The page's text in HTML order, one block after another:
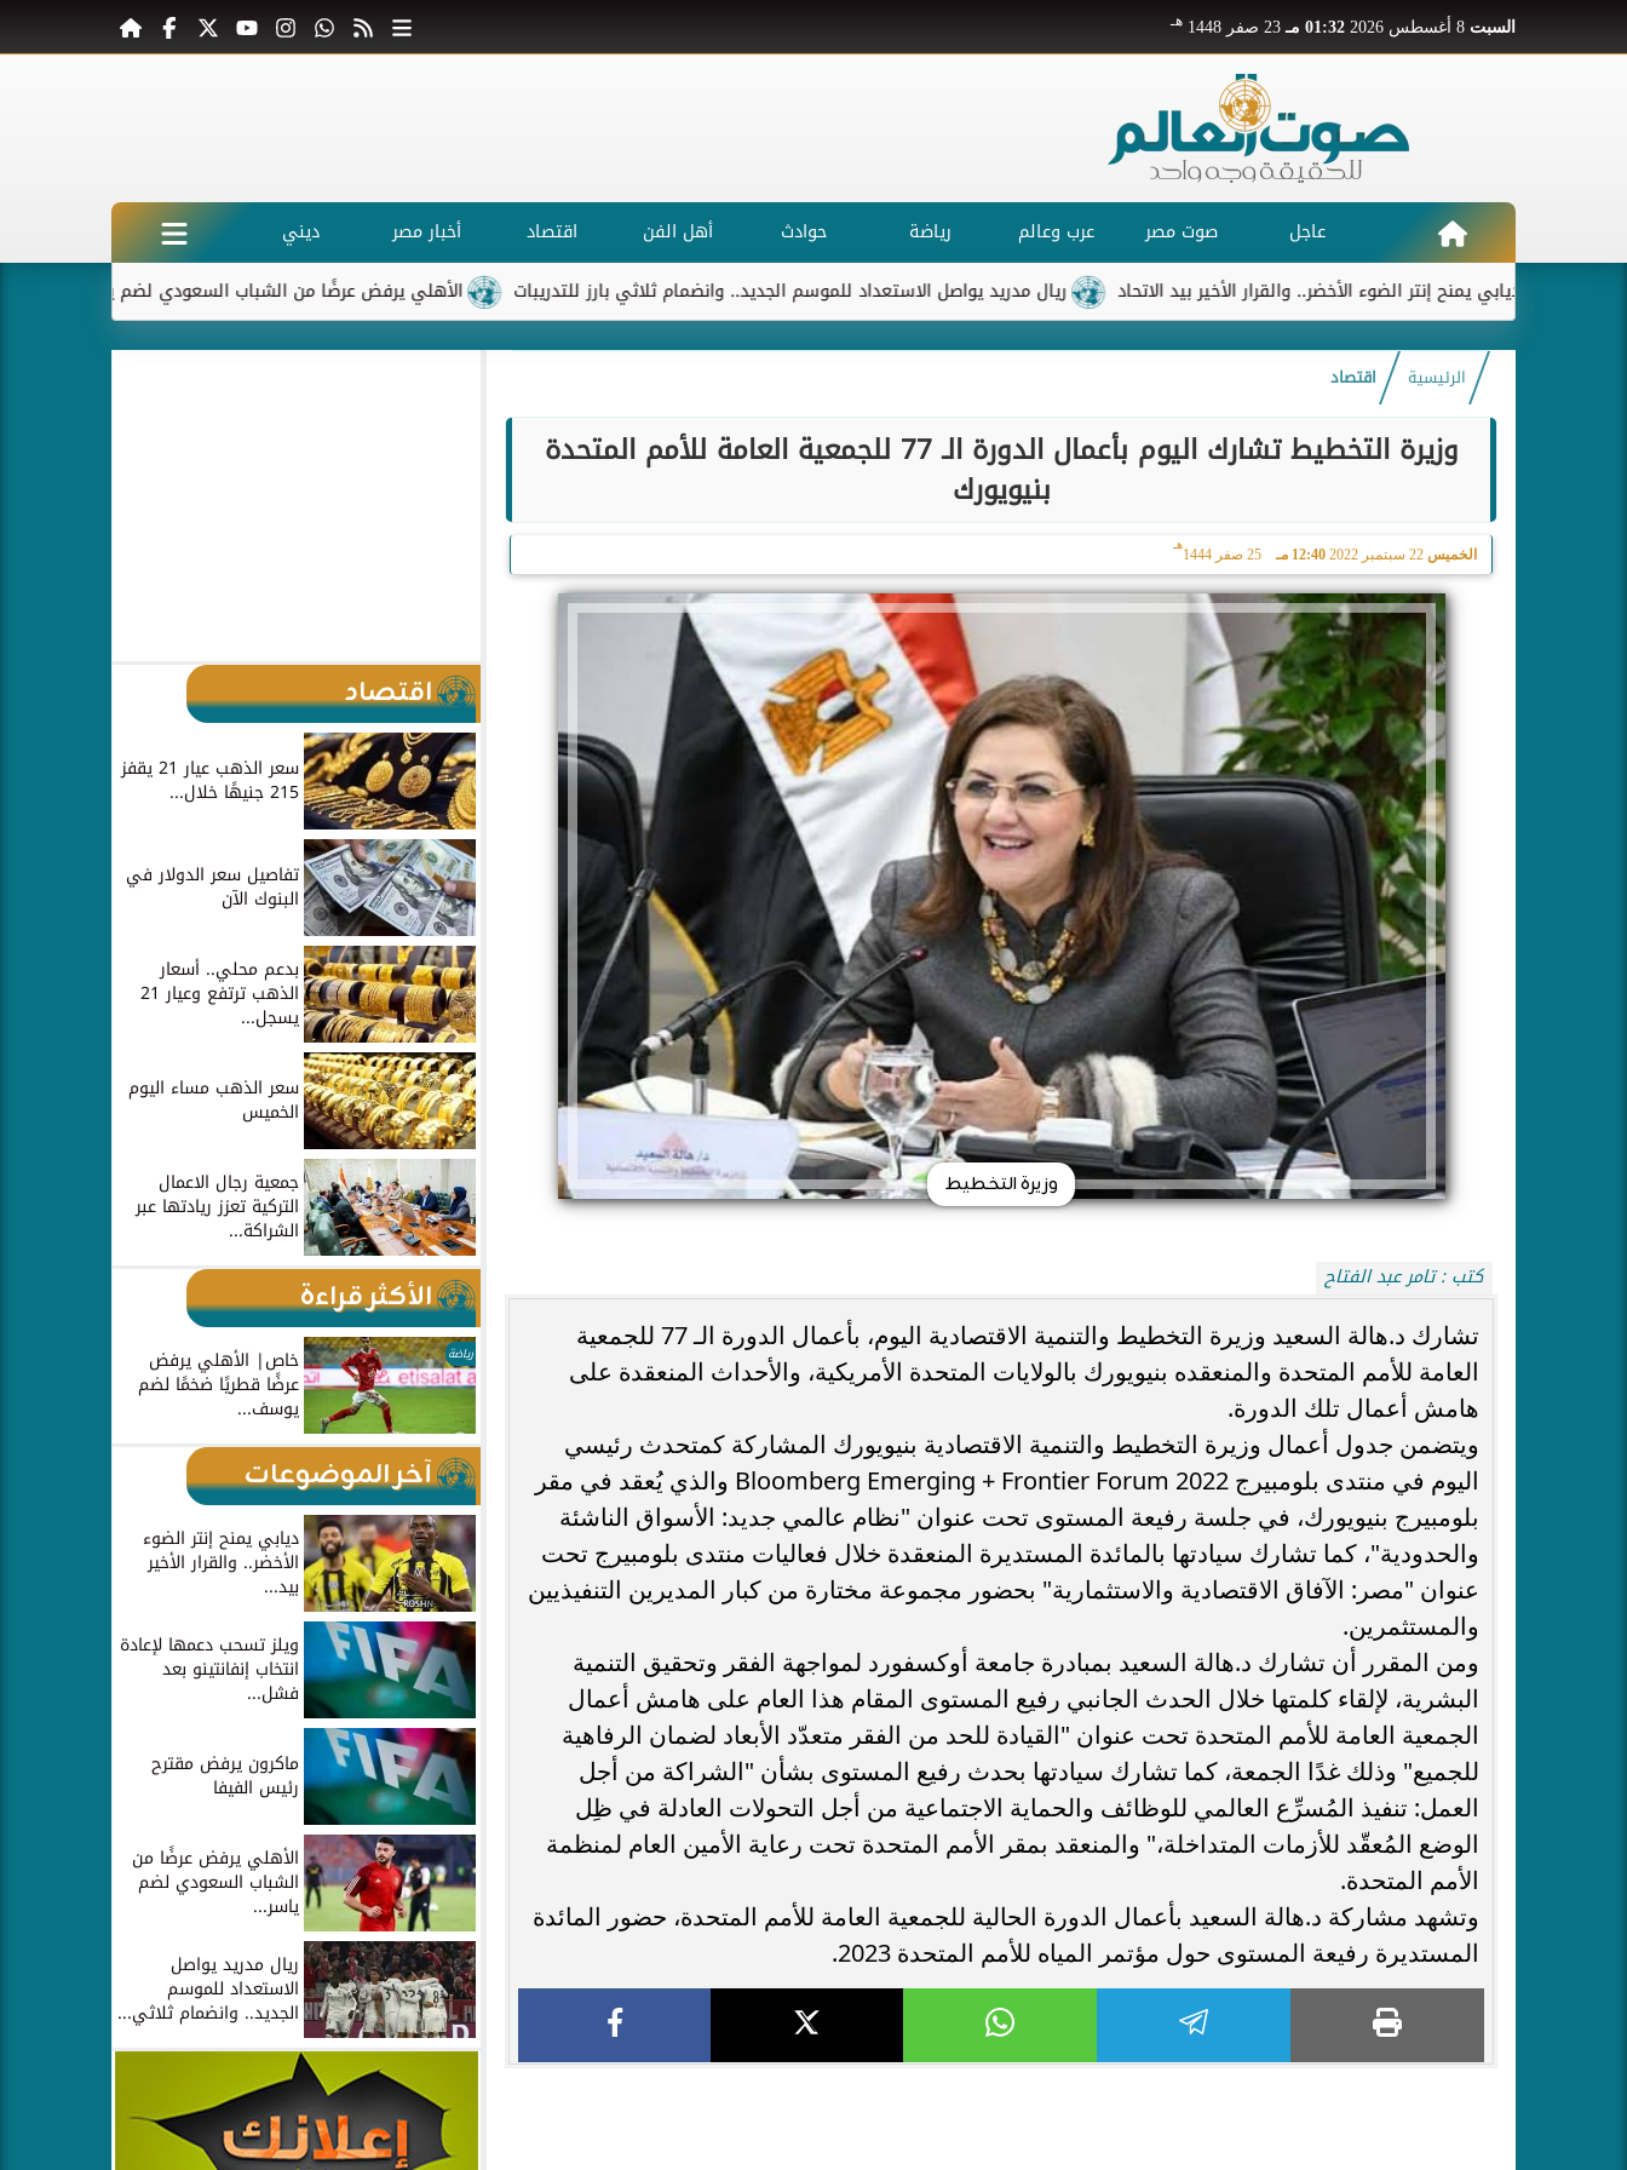
السبت 01:32 مـ 23 صفر 1448 هـ
عاجل صوت مصر عرب وعالم رياضة حوادث أهل الفن اقتصاد أخبار مصر
ديني
الأهلي يرفض عرضًا من الشباب السعودي لضم ياسر إبراهيم ريال مدريد يواصل الاستعداد للموسم الجديد.. وانضمام ثلاثي بارز للتدريبات ديابي يمنح إنتر الضوء الأخضر.. والقرار الأخير بيد الاتحاد
الرئيسية اقتصاد
وزيرة التخطيط تشارك اليوم بأعمال الدورة الـ 77 للجمعية العامة للأمم المتحدة
بنيويورك
الخميس 22 سبتمبر 2022 12:40 مـ 25 صفر 1444
هـ
وزيرة التخطيط
كتب : تامر عبد الفتاح
تشارك د.هالة السعيد وزيرة التخطيط والتنمية الاقتصادية اليوم، بأعمال الدورة الـ 77 للجمعية
العامة للأمم المتحدة والمنعقده بنيويورك بالولايات المتحدة الأمريكية، والأحداث المنعقدة على
هامش أعمال تلك الدورة.
ويتضمن جدول أعمال وزيرة التخطيط والتنمية الاقتصادية بنيويورك المشاركة كمتحدث رئيسي
اليوم في منتدى بلومبيرج Bloomberg Emerging + Frontier Forum 2022 والذي يُعقد في مقر
بلومبيرج بنيويورك، في جلسة رفيعة المستوى تحت عنوان "نظام عالمي جديد: الأسواق الناشئة
والحدودية"، كما تشارك سيادتها بالمائدة المستديرة المنعقدة خلال فعاليات منتدى بلومبيرج تحت
عنوان "مصر: الآفاق الاقتصادية والاستثمارية" بحضور مجموعة مختارة من كبار المديرين التنفيذيين
والمستثمرين.
ومن المقرر أن تشارك د.هالة السعيد بمبادرة جامعة أوكسفورد لمواجهة الفقر وتحقيق التنمية
البشرية، لإلقاء كلمتها خلال الحدث الجانبي رفيع المستوى المقام هذا العام على هامش أعمال
الجمعية العامة للأمم المتحدة تحت عنوان "القيادة للحد من الفقر متعدّد الأبعاد لضمان الرفاهية
للجميع" وذلك غدًا الجمعة، كما تشارك سيادتها بحدث رفيع المستوى بشأن "الشراكة من أجل
العمل: تنفيذ المُسرِّع العالمي للوظائف والحماية الاجتماعية من أجل التحولات العادلة في ظِل
الوضع المُعقّد للأزمات المتداخلة،" والمنعقد بمقر الأمم المتحدة تحت رعاية الأمين العام لمنظمة
الأمم المتحدة.
وتشهد مشاركة د.هالة السعيد بأعمال الدورة الحالية للجمعية العامة للأمم المتحدة، حضور المائدة
المستديرة رفيعة المستوى حول مؤتمر المياه للأمم المتحدة 2023.
اقتصاد
سعر الذهب عيار 21 يقفز
215 جنيهًا خلال...
تفاصيل سعر الدولار في
البنوك الآن
بدعم محلي.. أسعار
الذهب ترتفع وعيار 21
يسجل...
سعر الذهب مساء اليوم
الخميس
جمعية رجال الاعمال
التركية تعزز ريادتها عبر
الشراكة...
الأكثر قراءة
رياضة خاص| الأهلي يرفض
عرضًا قطريًا ضخمًا لضم
يوسف...
آخر الموضوعات
ديابي يمنح إنتر الضوء
الأخضر.. والقرار الأخير
بيد...
ويلز تسحب دعمها لإعادة
انتخاب إنفانتينو بعد
فشل...
ماكرون يرفض مقترح
رئيس الفيفا
الأهلي يرفض عرضًا من
الشباب السعودي لضم
ياسر...
ريال مدريد يواصل
الاستعداد للموسم
الجديد.. وانضمام ثلاثي...